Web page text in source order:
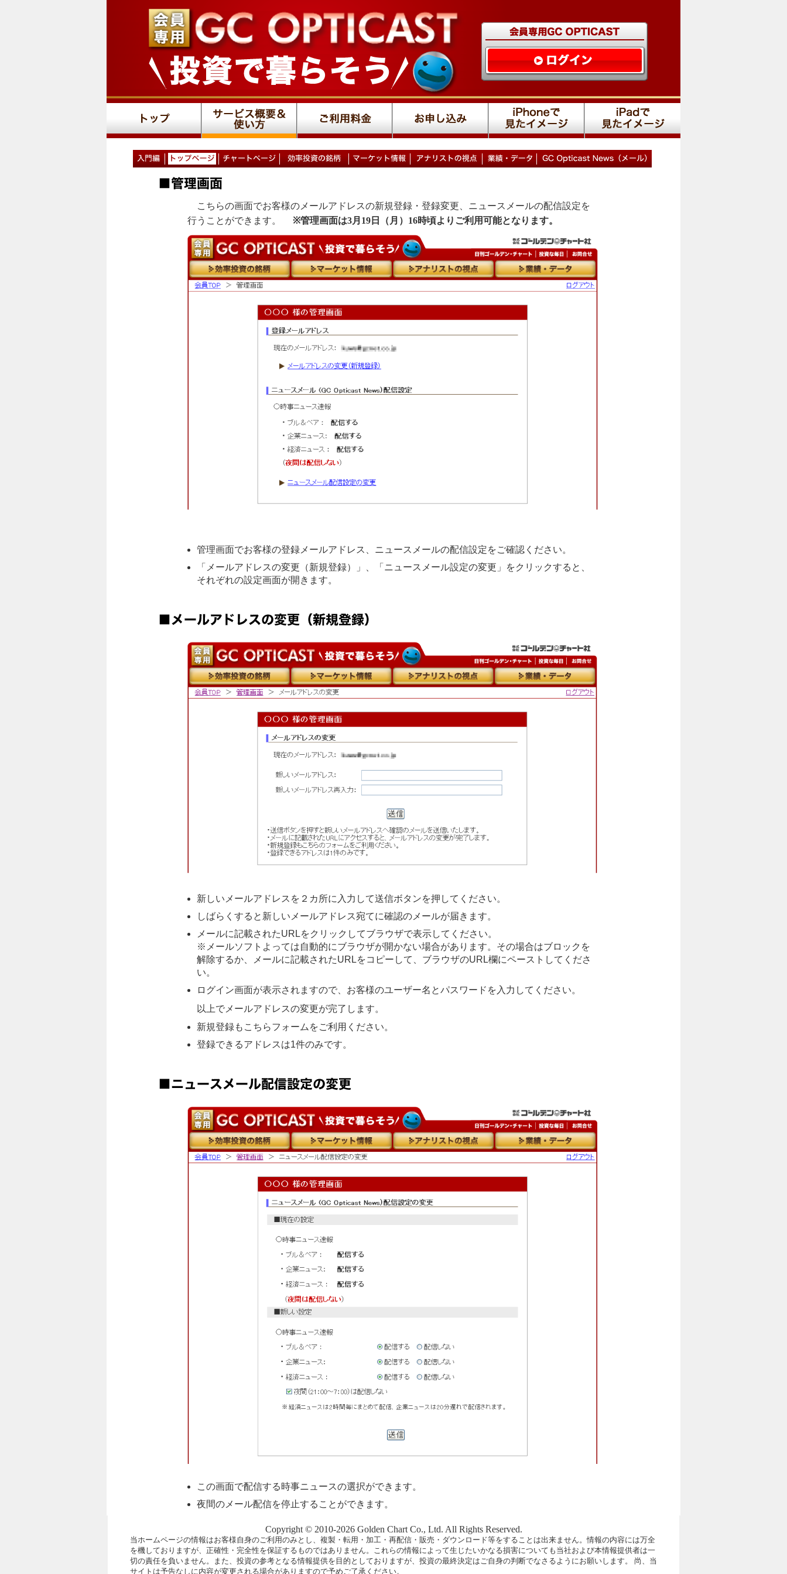
こちらの画面でお客様のメールアドレスの新規登録・登録変更、ニュースメールの配信設定を
行うことができます。 ※管理画面は3月19日（月）16時頃よりご利用可能となります。
管理画面でお客様の登録メールアドレス、ニュースメールの配信設定をご確認ください。
「メールアドレスの変更（新規登録）」、「ニュースメール設定の変更」をクリックすると、
それぞれの設定画面が開きます。
新しいメールアドレスを２カ所に入力して送信ボタンを押してください。
しばらくすると新しいメールアドレス宛てに確認のメールが届きます。
メールに記載されたURLをクリックしてブラウザで表示してください。
※メールソフトよっては自動的にブラウザが開かない場合があります。その場合はブロックを
解除するか、メールに記載されたURLをコピーして、ブラウザのURL欄にペーストしてくださ
い。
ログイン画面が表示されますので、お客様のユーザー名とパスワードを入力してください。
以上でメールアドレスの変更が完了します。
新規登録もこちらフォームをご利用ください。
登録できるアドレスは1件のみです。
この画面で配信する時事ニュースの選択ができます。
夜間のメール配信を停止することができます。
Copyright © 2010-2026 Golden Chart Co., Ltd. All Rights Reserved.
当ホームページの情報はお客様自身のご利用のみとし、複製・転用・加工・再配信・販売・ダウンロード等をすることは出来ません。情報の内容には万全
を機しておりますが、正確性・完全性を保証するものではありません。これらの情報によって生じたいかなる損害についても当社および本情報提供者は一
切の責任を負いません。また、投資の参考となる情報提供を目的としておりますが、投資の最終決定はご自身の判断でなさるようにお願いします。 尚、当
サイトは予告なしに内容が変更される場合がありますので予めご了承ください。